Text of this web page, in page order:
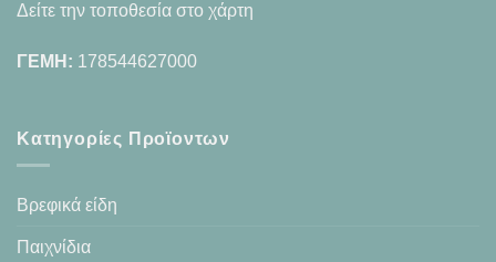
Δείτε την τοποθεσία στο χάρτη
ΓΕΜΗ: 178544627000
Κατηγορίες Προϊοντων
Βρεφικά είδη
Παιχνίδια